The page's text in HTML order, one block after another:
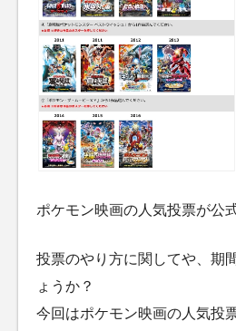
ポケモン映画の人気投票が公
投票のやり方に関してや、期
ょうか？
今回はポケモン映画の人気投